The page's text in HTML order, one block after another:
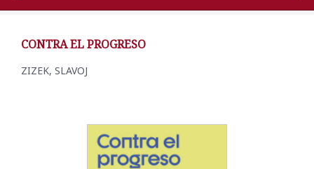
CONTRA EL PROGRESO
ZIZEK, SLAVOJ